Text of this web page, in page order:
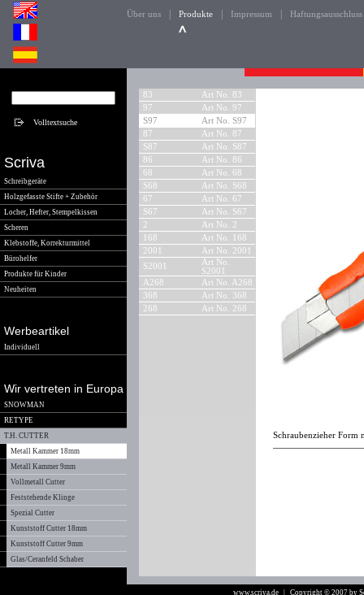
Über uns Produkte Impressum Haftungsausschluss
Scriva
Schreibgeräte
Holzgefasste Stifte + Zubehör
Locher, Hefter, Stempelkissen
Scheren
Klebstoffe, Korrekturmittel
Bürohelfer
Produkte für Kinder
Neuheiten
Werbeartikel
Individuell
Wir vertreten in Europa
SNOWMAN
RETYPE
T.H. CUTTER
Metall Kammer 18mm
Metall Kammer 9mm
Vollmetall Cutter
Feststehende Klinge
Spezial Cutter
Kunststoff Cutter 18mm
Kunststoff Cutter 9mm
Glas/Ceranfeld Schaber
83
Art No. 83
97
Art No. 97
S97
Art No. S97
87
Art No. 87
S87
Art No. S87
86
Art No. 86
68
Art No. 68
S68
Art No. S68
67
Art No. 67
S67
Art No. S67
2
Art No. 2
168
Art No. 168
2001
Art No. 2001
S2001
Art No.
S2001
A268
Art No. A268
368
Art No. 368
268
Art No. 268
Schraubenzieher Form
www.scriva.de | Copyright © 2007 by